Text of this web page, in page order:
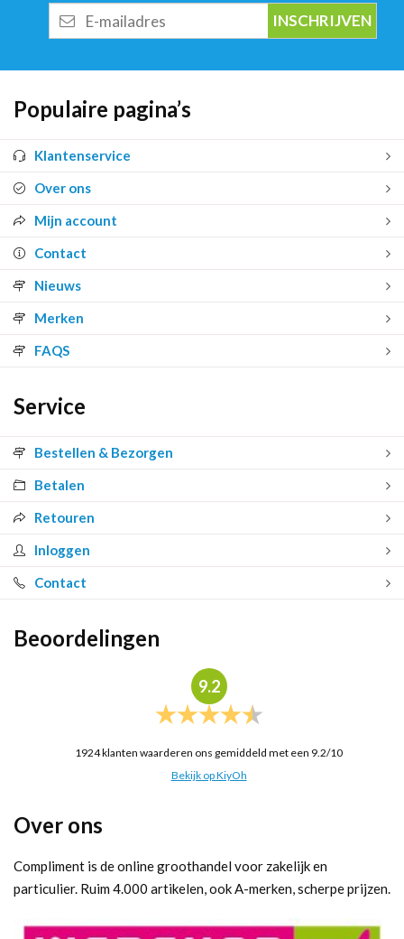
mailadres
Populaire pagina’s
Klantenservice
Over ons
Mijn account
Contact
Nieuws
Merken
FAQS
Service
Bestellen & Bezorgen
Betalen
Retouren
Inloggen
Contact
Beoordelingen
9.2
1924klanten waarderen ons gemiddeld met een 9.2/10
Bekijk op KiyOh
Over ons
Compliment is de online groothandel voor zakelijk en
particulier. Ruim 4.000 artikelen, ook A-merken, scherpe prijzen.